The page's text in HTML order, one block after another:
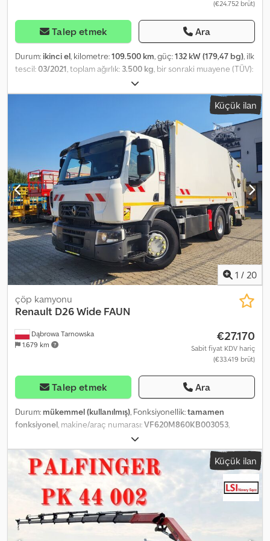
(€24.752 brüt)
Talep etmek Ara
Durum: ikinci el, kilometre:109.500 km, güç:132 kW (179,47 bg), ilk
tescil:03/2021, toplam ağırlık: 3.500 kg, bir sonraki muayene (TÜV):
mekanik
alanı uzunluğu:3.365 mm, yükleme alanı genişliği:2.020 mm,
, Donanım:ABS,
elektronik denge programı (ESP), klima, merkezi kilitleme
Lütfen bizi WhatsUp/Viber üzerinden de arayın. E-posta:
Crodpfxszri Edo Aqijf Bu araç, kapsamlı bakım geçmişine sahip,
uzun süreli kullanım için ayrılmış araçlarımızdan biridir. Ana
ekipmanlar şunları içerir: Bluetooth, multimedya sistemi, çok
fonksiyonlu direksiyon, elektrikli aynalar ve camlar vb.
Küçük ilan
1 / 20
Dąbrowa Tarnowska
1.679 km
çöp kamyonu
Renault D26 Wide FAUN
€27.170
Sabit fiyat KDV hariç
(€33.419 brüt)
Talep etmek Ara
Durum: mükemmel (kullanılmış), Fonksiyonellik:tamamen
fonksiyonel, makine/araç numarası:VF620M860KB003053,
11/2018
14.230 kg, toplam ağırlık:27.000 kg, lastik boyutu:315/80, dingil
konfigürasyonu:6x2, dingil mesafesi:3.550 mm
, dingil mesafesi:
1.350 mm, yakıt:dizel, frenler:motor freni, renk:
, vites türü:
otomatik, emisyon sınıfı: Euro 6, süspansiyon: çelik-hava
, koltuk
, toplam uzunluk:9.100 mm, toplam genişlik: 2.500 mm,
toplam yükseklik:3.450 mm, yükleme alanı hacmi:
yılı:2018, çalışma saatleri:12.595 h, Donanım:ABS, Takograf, araç
içi bilgisayar, hız sabitleyici, klima, merkezi kilitleme, retarder
Küçük ilan